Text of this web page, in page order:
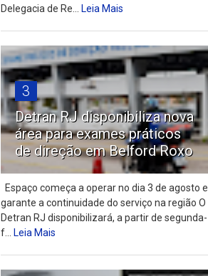
Delegacia de Re...Leia Mais
3
Detran RJ disponibiliza nova
área para exames práticos
de direção em Belford Roxo
Espaço começa a operar no dia 3 de agosto e
garante a continuidade do serviço na região O
Detran RJ disponibilizará, a partir de segunda-
f...Leia Mais